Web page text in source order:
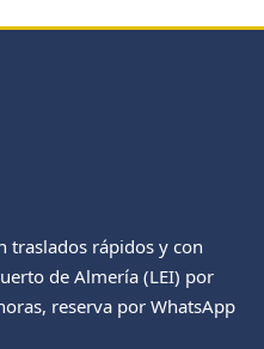
traslados rápidos y con
de Almería (LEI) por
reserva por WhatsApp